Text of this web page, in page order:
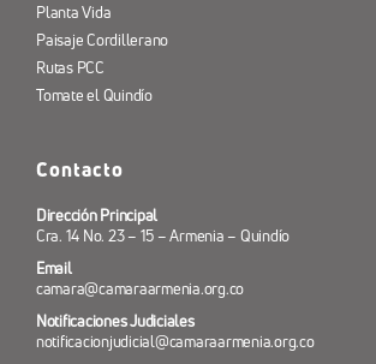
Planta Vida
Paisaje Cordillerano
Rutas PCC
Tomate el Quindío
Contacto
Dirección Principal
Cra. 14 No. 23 – 15 – Armenia – Quindío
Email
camara@camaraarmenia.org.co
Notificaciones Judiciales
notificacionjudicial@camaraarmenia.org.co